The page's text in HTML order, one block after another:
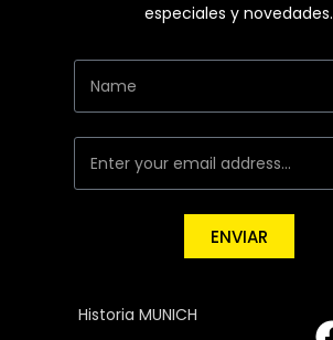
especiales y novedades.
ENVIAR
Historia MUNICH